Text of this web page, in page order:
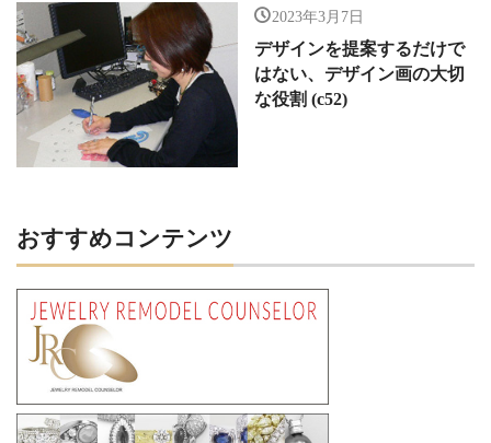
2023年3月7日
デザインを提案するだけで
はない、デザイン画の大切
な役割 (c52)
おすすめコンテンツ